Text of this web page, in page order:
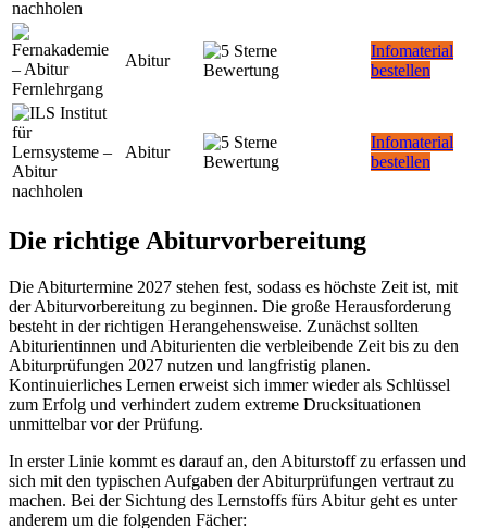
Abitur
Infomaterial
bestellen
Abitur
Infomaterial
bestellen
Die richtige Abiturvorbereitung
Die Abiturtermine 2027 stehen fest, sodass es höchste Zeit ist, mit
der Abiturvorbereitung zu beginnen. Die große Herausforderung
besteht in der richtigen Herangehensweise. Zunächst sollten
Abiturientinnen und Abiturienten die verbleibende Zeit bis zu den
Abiturprüfungen 2027 nutzen und langfristig planen.
Kontinuierliches Lernen erweist sich immer wieder als Schlüssel
zum Erfolg und verhindert zudem extreme Drucksituationen
unmittelbar vor der Prüfung.
In erster Linie kommt es darauf an, den Abiturstoff zu erfassen und
sich mit den typischen Aufgaben der Abiturprüfungen vertraut zu
machen. Bei der Sichtung des Lernstoffs fürs Abitur geht es unter
anderem um die folgenden Fächer: